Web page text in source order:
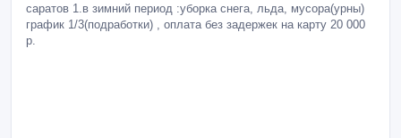
саратов 1.в зимний период :уборка снега, льда, мусора(урны)
график 1/3(подработки) , оплата без задержек на карту 20 000
р.